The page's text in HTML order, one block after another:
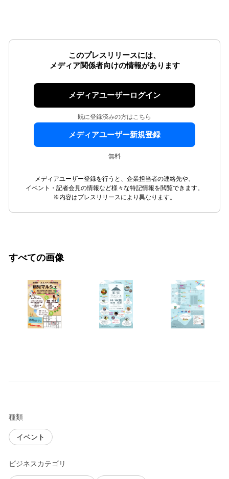
このプレスリリースには、
メディア関係者向けの情報があります
メディアユーザーログイン
既に登録済みの方はこちら
メディアユーザー新規登録
無料
メディアユーザー登録を行うと、企業担当者の連絡先や、
イベント・記者会見の情報など様々な特記情報を閲覧できます。
※内容はプレスリリースにより異なります。
すべての画像
種類
イベント
ビジネスカテゴリ